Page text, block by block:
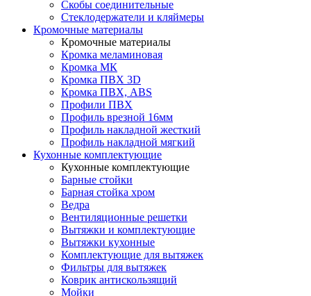
Скобы соединительные
Стеклодержатели и кляймеры
Кромочные материалы
Кромочные материалы
Кромка меламиновая
Кромка МК
Кромка ПВХ 3D
Кромка ПВХ, ABS
Профили ПВХ
Профиль врезной 16мм
Профиль накладной жесткий
Профиль накладной мягкий
Кухонные комплектующие
Кухонные комплектующие
Барные стойки
Барная стойка хром
Ведра
Вентиляционные решетки
Вытяжки и комплектующие
Вытяжки кухонные
Комплектующие для вытяжек
Фильтры для вытяжек
Коврик антискользящий
Мойки